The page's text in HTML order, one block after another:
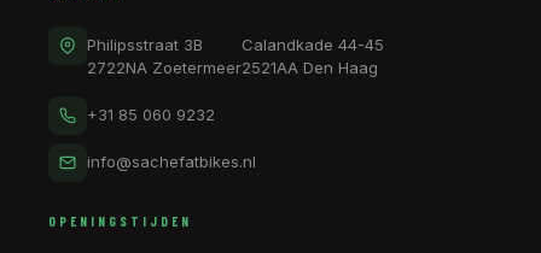
Philipsstraat 3B
2722NA Zoetermeer
Calandkade 44-45
2521AA Den Haag
+31 85 060 9232
info@sachefatbikes.nl
OPENINGSTIJDEN